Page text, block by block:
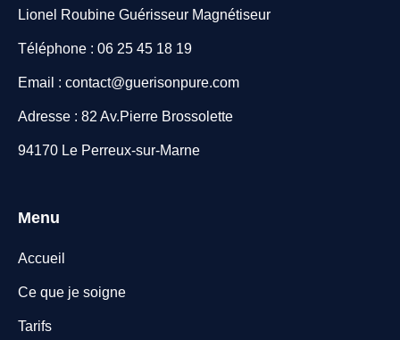
Lionel Roubine Guérisseur Magnétiseur
Téléphone : 06 25 45 18 19
Email : contact@guerisonpure.com
Adresse : 82 Av.Pierre Brossolette
94170 Le Perreux-sur-Marne
Menu
Accueil
Ce que je soigne
Tarifs